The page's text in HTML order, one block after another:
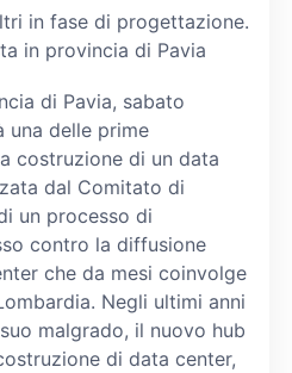
in fase di progettazione.
in provincia di Pavia
di Pavia, sabato
una delle prime
costruzione di un data
dal Comitato di
un processo di
contro la diffusione
che da mesi coinvolge
Negli ultimi anni
malgrado, il nuovo hub
di data center,